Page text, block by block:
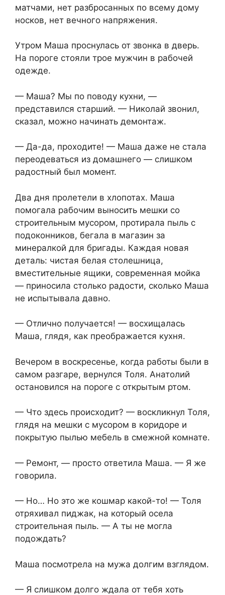
матчами, нет разбросанных по всему дому
носков, нет вечного напряжения.
Утром Маша проснулась от звонка в дверь.
На пороге стояли трое мужчин в рабочей
одежде.
— Маша? Мы по поводу кухни, —
представился старший. — Николай звонил,
сказал, можно начинать демонтаж.
— Да-да, проходите! — Маша даже не стала
переодеваться из домашнего — слишком
радостный был момент.
Два дня пролетели в хлопотах. Маша
помогала рабочим выносить мешки со
строительным мусором, протирала пыль с
подоконников, бегала в магазин за
минералкой для бригады. Каждая новая
деталь: чистая белая столешница,
вместительные ящики, современная мойка
— приносила столько радости, сколько Маша
не испытывала давно.
— Отлично получается! — восхищалась
Маша, глядя, как преображается кухня.
Вечером в воскресенье, когда работы были в
самом разгаре, вернулся Толя. Анатолий
остановился на пороге с открытым ртом.
— Что здесь происходит? — воскликнул Толя,
глядя на мешки с мусором в коридоре и
покрытую пылью мебель в смежной комнате.
— Ремонт, — просто ответила Маша. — Я же
говорила.
— Но… Но это же кошмар какой-то! — Толя
отряхивал пиджак, на который осела
строительная пыль. — А ты не могла
подождать?
Маша посмотрела на мужа долгим взглядом.
— Я слишком долго ждала от тебя хоть